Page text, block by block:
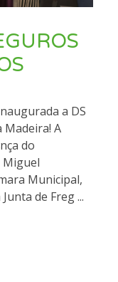
a DS
Madeira! A
do
Miguel
Municipal,
de Freg ...